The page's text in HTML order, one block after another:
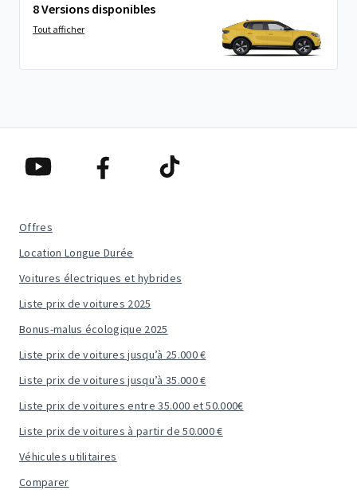
8 Versions disponibles
Tout afficher
Offres
Location Longue Durée
Voitures électriques et hybrides
Liste prix de voitures 2025
Bonus-malus écologique 2025
Liste prix de voitures jusqu’à 25.000 €
Liste prix de voitures jusqu’à 35.000 €
Liste prix de voitures entre 35.000 et 50.000€
Liste prix de voitures à partir de 50.000 €
Véhicules utilitaires
Comparer